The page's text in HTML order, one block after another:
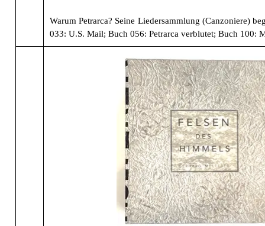
Warum Petrarca? Seine Liedersammlung (Canzoniere)
033: U.S. Mail; Buch 056: Petrarca verblutet; Buch 100: